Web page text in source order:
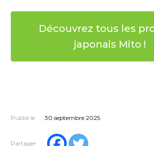
Découvrez tous les produits
japonais Mito !
Publié le 30 septembre 2025
Partager